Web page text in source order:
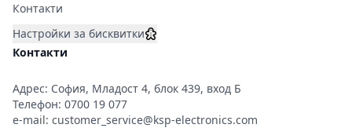
Контакти
Настройки за бисквитки
Контакти
Адрес: София, Младост 4, блок 439, вход Б
Телефон: 0700 19 077
e-mail: customer_service@ksp-electronics.com